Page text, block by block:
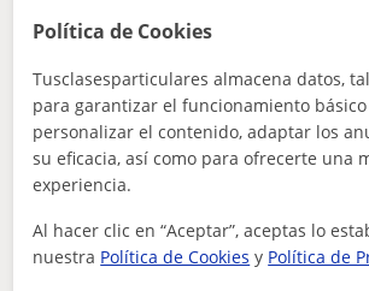
¡Hace tus clases de violín con una
por la música y la enseñanza! Mi nombre
como profesora de violín, me...
ver más
Política de Cookies
Tusclasesparticulares almacena datos,
para garantizar el funcionamiento
personalizar el contenido, adaptar los
su eficacia, así como para ofrecerte una
experiencia.
Al hacer clic en “Aceptar”, aceptas lo
nuestra Política de Cookies y Política de